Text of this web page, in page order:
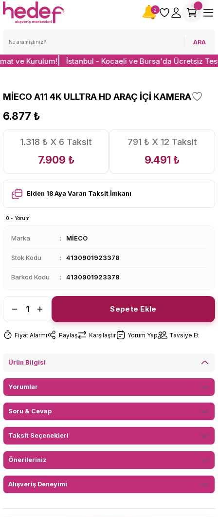
ARA
2
ve Kurulum! İstanbul - Kocaeli ve Bursa'da Ücretsiz
MİECO A11 4K ULLTRA HD ARAÇ İÇİ KAMERA
6.877 ₺
1.318 ₺ X 6 Taksit
7.909 ₺
791 ₺ X 12 Taksit
9.491 ₺
Elden 18 Aya Varan Taksit İmkanı
0 - Yorum
Marka MİECO
Stok Kodu 4130901923378
Barkod Kodu 4130901923378
Sepete Ekle
Fiyat Alarmı Paylaş Karşılaştır Yorum Yap Tavsiye Et
Ürün Bilgisi
Yorumlar
Soru & Cevap
Taksit Seçenekleri
Önerileriniz
Alışveriş Deneyimi